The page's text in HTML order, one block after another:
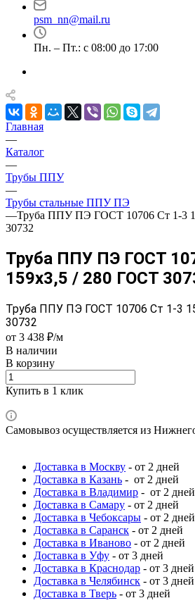
psm_nn@mail.ru
Пн. – Пт.: с 08:00 до 17:00
Главная
—
Каталог
—
Трубы ППУ
—
Трубы стальные ППУ ПЭ
—Труба ППУ ПЭ ГОСТ 10706 Ст 1-3
30732
Труба ППУ ПЭ ГОСТ
159x3,5 / 280 ГОСТ
Труба ППУ ПЭ ГОСТ 10706 Ст 1-3
30732
от 3 438 ₽/м
В наличии
В корзину
Купить в 1 клик
Самовывоз осуществляется из
Доставка в Москву - от 2 дней
Доставка в Казань - от 2 дней
Доставка в Владимир - от 2 дней
Доставка в Самару - от 2 дней
Доставка в Чебоксары - от 2 дней
Доставка в Саранск - от 2 дней
Доставка в Иваново - от 2 дней
Доставка в Уфу - от 3 дней
Доставка в Краснодар - от 3 дней
Доставка в Челябинск - от 3 дней
Доставка в Тверь - от 3 дней